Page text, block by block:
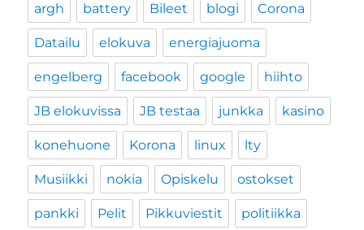
argh battery Bileet blogi Corona
Datailu elokuva energiajuoma
engelberg facebook google hiihto
JB elokuvissa JB testaa junkka kasino
konehuone Korona linux lty
Musiikki nokia Opiskelu ostokset
pankki Pelit Pikkuviestit politiikka